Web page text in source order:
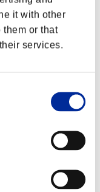
it with other
them or that
services.